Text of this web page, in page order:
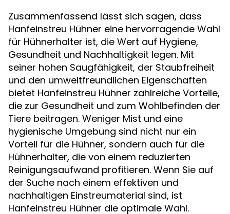
Zusammenfassend lässt sich sagen, dass
Hanfeinstreu Hühner eine hervorragende Wahl
für Hühnerhalter ist, die Wert auf Hygiene,
Gesundheit und Nachhaltigkeit legen. Mit
seiner hohen Saugfähigkeit, der Staubfreiheit
und den umweltfreundlichen Eigenschaften
bietet Hanfeinstreu Hühner zahlreiche Vorteile,
die zur Gesundheit und zum Wohlbefinden der
Tiere beitragen. Weniger Mist und eine
hygienische Umgebung sind nicht nur ein
Vorteil für die Hühner, sondern auch für die
Hühnerhalter, die von einem reduzierten
Reinigungsaufwand profitieren. Wenn Sie auf
der Suche nach einem effektiven und
nachhaltigen Einstreumaterial sind, ist
Hanfeinstreu Hühner die optimale Wahl.